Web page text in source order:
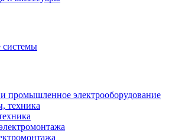
системы
промышленное электрооборудование